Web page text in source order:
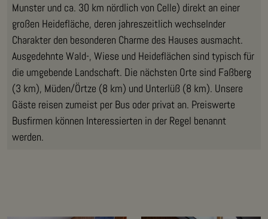
Munster und ca. 30 km nördlich von Celle) direkt an einer
großen Heidefläche, deren jahreszeitlich wechselnder
Charakter den besonderen Charme des Hauses ausmacht.
Ausgedehnte Wald-, Wiese und Heideflächen sind typisch für
die umgebende Landschaft. Die nächsten Orte sind Faßberg
(3 km), Müden/Örtze (8 km) und Unterlüß (8 km). Unsere
Gäste reisen zumeist per Bus oder privat an. Preiswerte
Busfirmen können Interessierten in der Regel benannt
werden.